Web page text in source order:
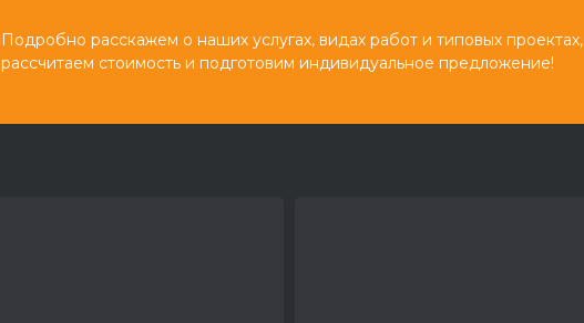
Подробно расскажем о наших услугах, видах работ и типовых проектах,
рассчитаем стоимость и подготовим индивидуальное предложение!